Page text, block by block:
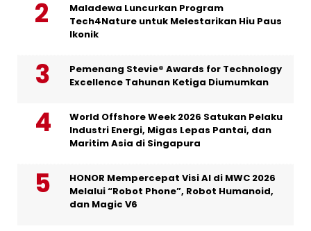
Maladewa Luncurkan Program
Tech4Nature untuk Melestarikan Hiu Paus
Ikonik
Pemenang Stevie® Awards for Technology
Excellence Tahunan Ketiga Diumumkan
World Offshore Week 2026 Satukan Pelaku
Industri Energi, Migas Lepas Pantai, dan
Maritim Asia di Singapura
HONOR Mempercepat Visi AI di MWC 2026
Melalui “Robot Phone”, Robot Humanoid,
dan Magic V6